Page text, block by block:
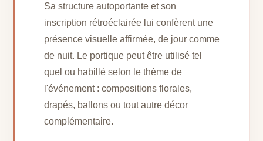
Sa structure autoportante et son
inscription rétroéclairée lui confèrent une
présence visuelle affirmée, de jour comme
de nuit. Le portique peut être utilisé tel
quel ou habillé selon le thème de
l'événement : compositions florales,
drapés, ballons ou tout autre décor
complémentaire.